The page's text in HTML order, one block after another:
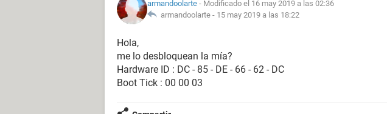
armandoolarte - Modificado el 16 may 2019 a las 02:36
armandoolarte - 15 may 2019 a las 18:22
Hola,
me lo desbloquean la mía?
Hardware ID : DC - 85 - DE - 66 - 62 - DC
Boot Tick : 00 00 03